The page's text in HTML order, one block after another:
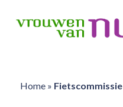
Home» Fietscommissie